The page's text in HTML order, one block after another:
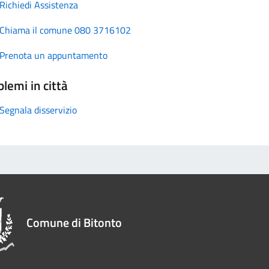
Richiedi Assistenza
Chiama il comune 080 3716102
Prenota un appuntamento
in città
Segnala disservizio
Comune di Bitonto